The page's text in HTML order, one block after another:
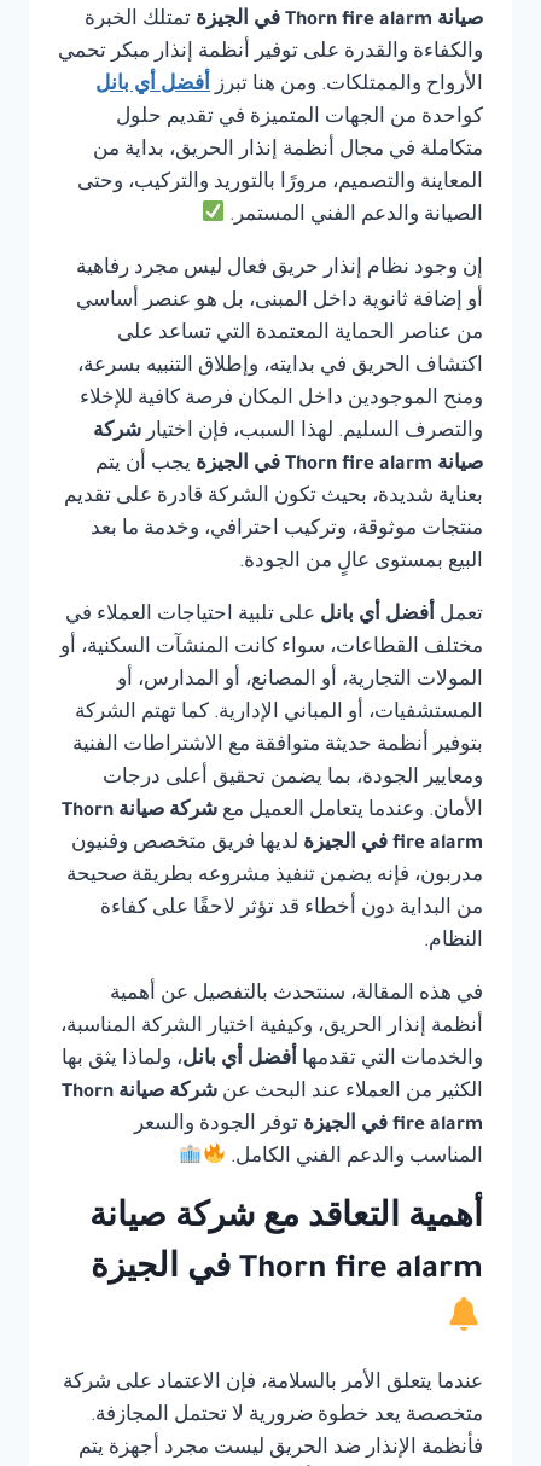
صيانة Thorn fire alarm في الجيزة
تمتلك الخبرة
والكفاءة والقدرة على توفير أنظمة إنذار مبكر تحمي
الأرواح والممتلكات. ومن هنا تبرز أفضل أي بانل
كواحدة من الجهات المتميزة في تقديم حلول
متكاملة في مجال أنظمة إنذار الحريق، بداية من
المعاينة والتصميم، مرورًا بالتوريد والتركيب، وحتى
الصيانة والدعم الفني المستمر.
إن وجود نظام إنذار حريق فعال ليس مجرد رفاهية
أو إضافة ثانوية داخل المبنى، بل هو عنصر أساسي
من عناصر الحماية المعتمدة التي تساعد على
اكتشاف الحريق في بدايته، وإطلاق التنبيه بسرعة،
ومنح الموجودين داخل المكان فرصة كافية للإخلاء
والتصرف السليم. لهذا السبب، فإن اختيار شركة
صيانة Thorn fire alarm في الجيزة
يجب أن يتم
بعناية شديدة، بحيث تكون الشركة قادرة على تقديم
منتجات موثوقة، وتركيب احترافي، وخدمة ما بعد
البيع بمستوى عالٍ من الجودة.
تعمل أفضل أي بانل على تلبية احتياجات العملاء في
مختلف القطاعات، سواء كانت المنشآت السكنية، أو
المولات التجارية، أو المصانع، أو المدارس، أو
المستشفيات، أو المباني الإدارية. كما تهتم الشركة
بتوفير أنظمة حديثة متوافقة مع الاشتراطات الفنية
ومعايير الجودة، بما يضمن تحقيق أعلى درجات
الأمان. وعندما يتعامل العميل مع
شركة صيانة Thorn
fire alarm في الجيزة
لديها فريق متخصص وفنيون
مدربون، فإنه يضمن تنفيذ مشروعه بطريقة صحيحة
من البداية دون أخطاء قد تؤثر لاحقًا على كفاءة
النظام.
في هذه المقالة، سنتحدث بالتفصيل عن أهمية
أنظمة إنذار الحريق، وكيفية اختيار الشركة المناسبة،
والخدمات التي تقدمها أفضل أي بانل، ولماذا يثق بها
الكثير من العملاء عند البحث عن
شركة صيانة Thorn
fire alarm في الجيزة
توفر الجودة والسعر
المناسب والدعم الفني الكامل.
أهمية التعاقد مع شركة صيانة
Thorn fire alarm في الجيزة
عندما يتعلق الأمر بالسلامة، فإن الاعتماد على شركة
متخصصة يعد خطوة ضرورية لا تحتمل المجازفة.
فأنظمة الإنذار ضد الحريق ليست مجرد أجهزة يتم